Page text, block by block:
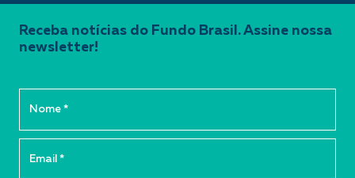
Receba notícias do Fundo Brasil. Assine nossa
newsletter!